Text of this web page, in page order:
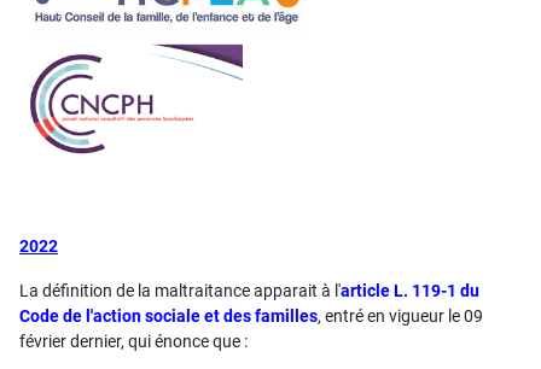
2022
La définition de la maltraitance apparait à l'article L. 119-1 du
Code de l'action sociale et des familles, entré en vigueur le 09
février dernier, qui énonce que :